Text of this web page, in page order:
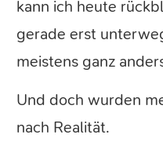
kann ich heute
gerade erst
meistens ganz
Und doch wurden
nach Realität.